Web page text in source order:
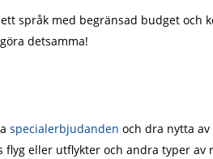
språk med begränsad budget och
detsamma!
specialerbjudanden och dra nytta
eller utflykter och andra typer av